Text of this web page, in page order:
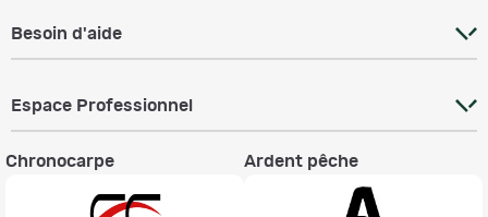
Besoin d'aide
Espace Professionnel
Chronocarpe Ardent pêche